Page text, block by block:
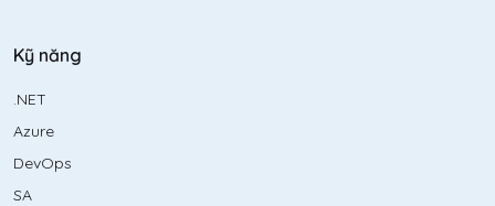
Kỹ năng
.NET
Azure
DevOps
SA